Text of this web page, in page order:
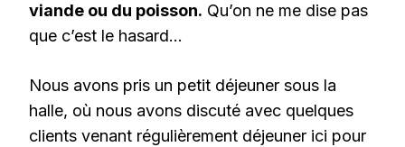
viande ou du poisson. Qu’on ne me dise pas
que c’est le hasard…
Nous avons pris un petit déjeuner sous la
halle, où nous avons discuté avec quelques
clients venant régulièrement déjeuner ici pour